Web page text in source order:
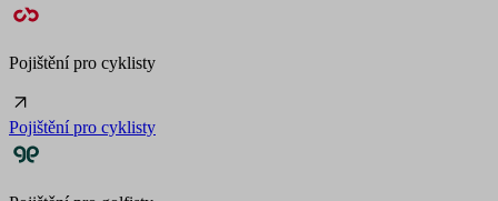
Pojištění pro cyklisty
Pojištění pro cyklisty